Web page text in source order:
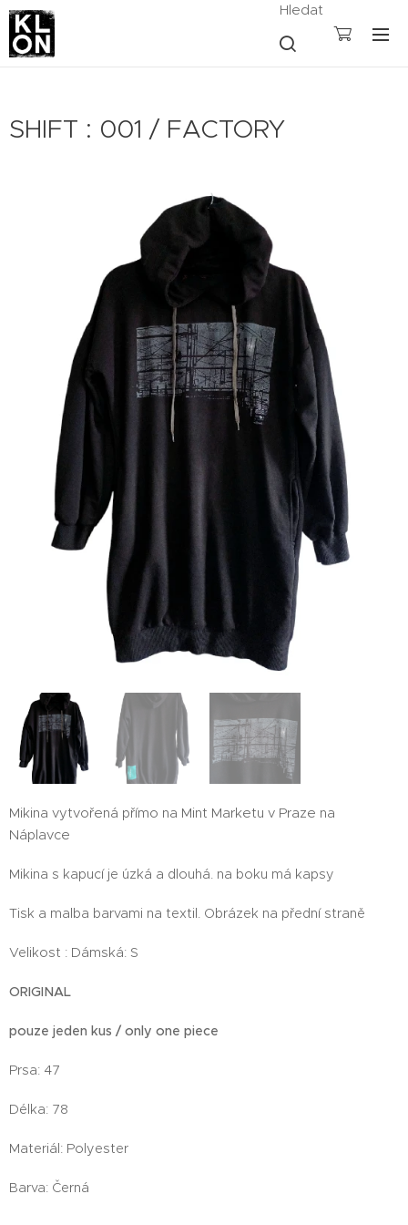
Hledat
SHIFT : 001 / FACTORY
Mikina vytvořená přímo na Mint Marketu v Praze na
Náplavce
Mikina s kapucí je úzká a dlouhá. na boku má kapsy
Tisk a malba barvami na textil. Obrázek na přední straně
Velikost : Dámská: S
ORIGINAL
pouze jeden kus / only one piece
Prsa: 47
Délka: 78
Materiál: Polyester
Barva: Černá